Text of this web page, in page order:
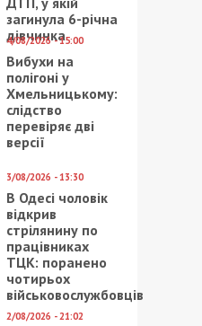
загинула 6-річна
дівчинка
4/08/2026 - 15:00
Вибухи на
полігоні у
Хмельницькому:
слідство
перевіряє дві
версії
3/08/2026 - 13:30
В Одесі чоловік
відкрив
стрілянину по
працівниках
ТЦК: поранено
чотирьох
військовослужбовців
2/08/2026 - 21:02